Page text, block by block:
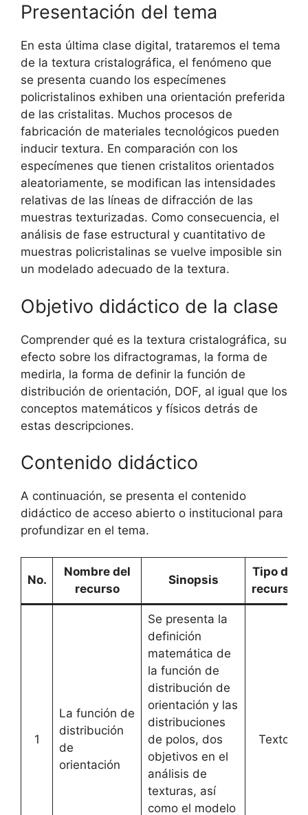
Presentación del tema
En esta última clase digital, trataremos el tema
de la textura cristalográfica, el fenómeno que
se presenta cuando los especímenes
policristalinos exhiben una orientación preferida
de las cristalitas. Muchos procesos de
fabricación de materiales tecnológicos pueden
inducir textura. En comparación con los
especímenes que tienen cristalitos orientados
aleatoriamente, se modifican las intensidades
relativas de las líneas de difracción de las
muestras texturizadas. Como consecuencia, el
análisis de fase estructural y cuantitativo de
muestras policristalinas se vuelve imposible sin
un modelado adecuado de la textura.
Objetivo didáctico de la clase
Comprender qué es la textura cristalográfica, su
efecto sobre los difractogramas, la forma de
medirla, la forma de definir la función de
distribución de orientación, DOF, al igual que los
conceptos matemáticos y físicos detrás de
estas descripciones.
Contenido didáctico
A continuación, se presenta el contenido
didáctico de acceso abierto o institucional para
profundizar en el tema.
No.
Nombre del
recurso
Sinopsis
Tipo de
recurso
1
La función de
distribución
de
orientación
Se presenta la
definición
matemática de
la función de
distribución de
orientación y las
distribuciones
de polos, dos
objetivos en el
análisis de
texturas, así
como el modelo
Texto